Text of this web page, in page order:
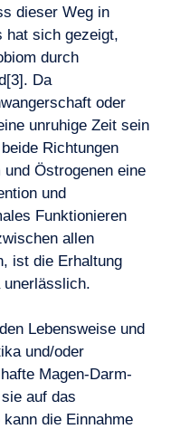
dieser Weg in
hat sich gezeigt,
durch
Da
oder
unruhige Zeit sein
Richtungen
Östrogenen eine
und
Funktionieren
allen
ist die Erhaltung
unerlässlich.
Lebensweise und
und/oder
Magen-Darm-
auf das
die Einnahme